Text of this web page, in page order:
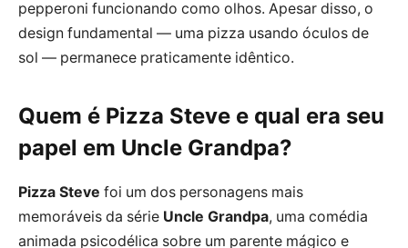
pepperoni funcionando como olhos. Apesar disso, o
design fundamental — uma pizza usando óculos de
sol — permanece praticamente idêntico.
Quem é Pizza Steve e qual era seu
papel em Uncle Grandpa?
Pizza Steve foi um dos personagens mais
memoráveis da série Uncle Grandpa, uma comédia
animada psicodélica sobre um parente mágico e